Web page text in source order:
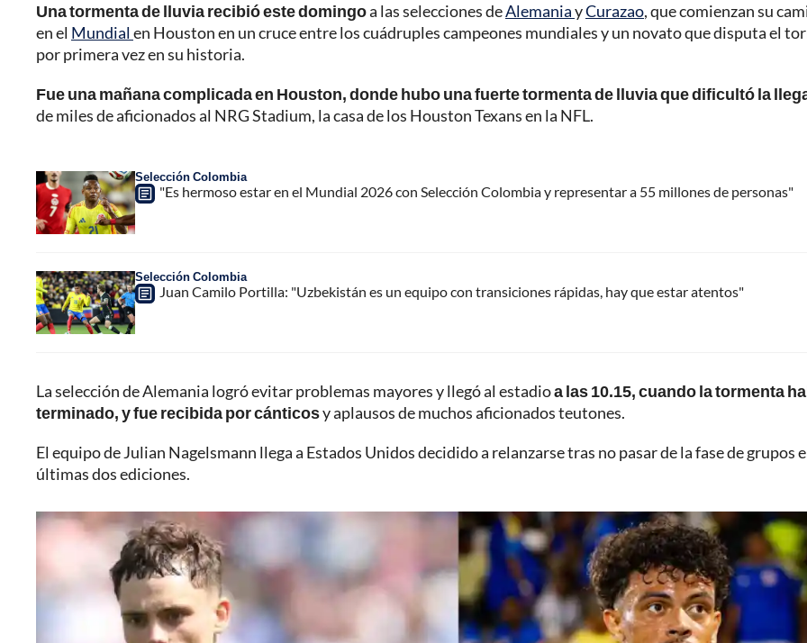
Una tormenta de lluvia recibió este domingoa las selecciones deAlemaniayCurazao, que comienzan su
en el Mundialen Houston en un cruce entre los cuádruples campeones mundiales y un novato que disputa el
por primera vez en su historia.
Fue una mañana complicada en Houston, donde hubo una fuerte tormenta de lluvia que dificultó la
de miles de aficionados al NRG Stadium, la casa de los Houston Texans en la NFL.
Selección Colombia
"Es hermoso estar en el Mundial 2026 con Selección Colombia y representar a 55 millones de personas"
Selección Colombia
Juan Camilo Portilla: "Uzbekistán es un equipo con transiciones rápidas, hay que estar atentos"
La selección de Alemania logró evitar problemas mayores y llegó al estadioa las 10.15, cuando la tormenta
terminado, y fue recibida por cánticosy aplausos de muchos aficionados teutones.
El equipo de Julian Nagelsmann llega a Estados Unidos decidido a relanzarse tras no pasar de la fase de grupos
últimas dos ediciones.